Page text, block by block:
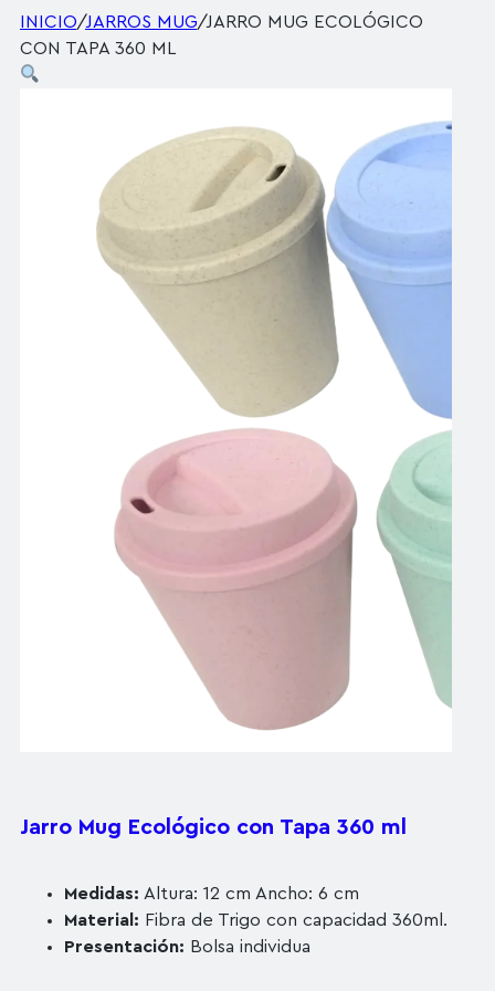
INICIO/JARROS MUG/JARRO MUG ECOLÓGICO
CON TAPA 360 ML
Jarro Mug Ecológico con Tapa 360 ml
Medidas: Altura: 12 cm Ancho: 6 cm
Material: Fibra de Trigo con capacidad 360ml.
Presentación: Bolsa individua